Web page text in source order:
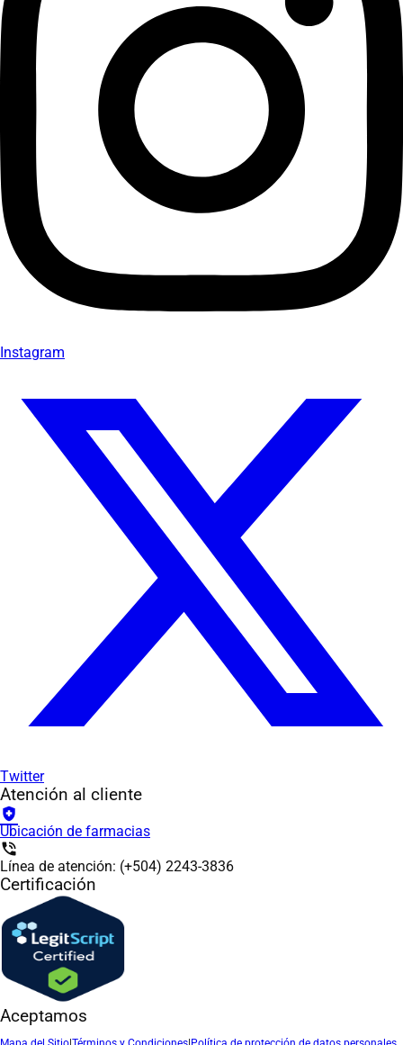
Instagram
Twitter
Atención al cliente
health_and_safety
Ubicación de farmacias
phone_in_talk
Línea de atención: (+504) 2243-3836
Certificación
Aceptamos